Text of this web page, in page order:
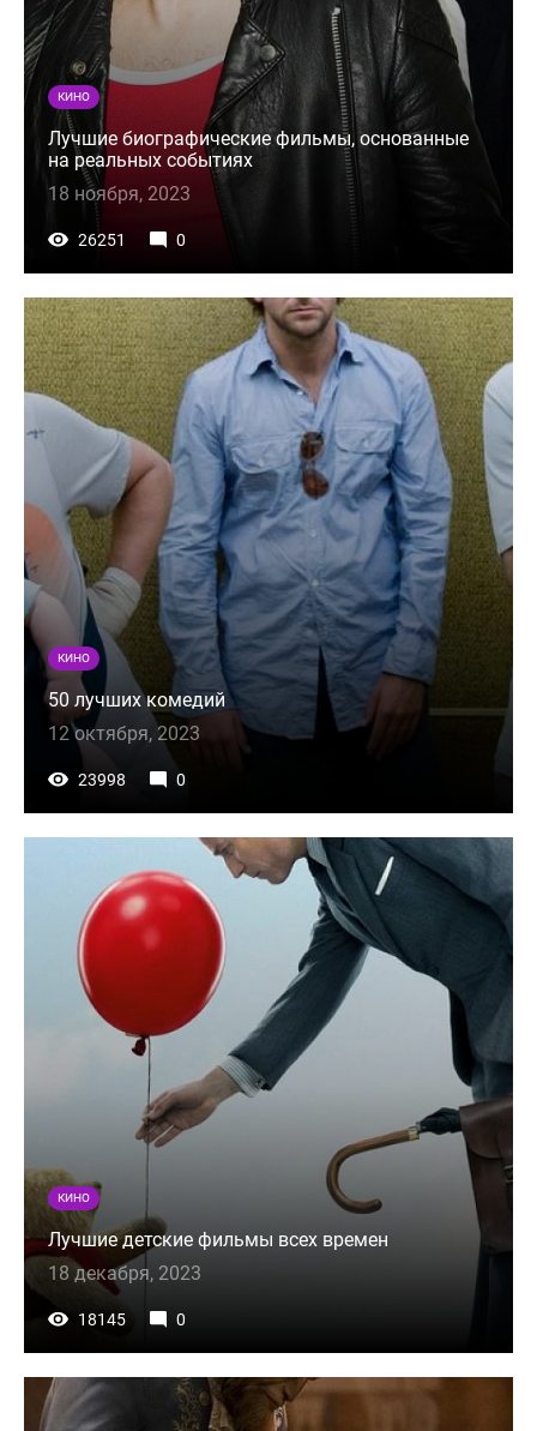
КИНО
Лучшие биографические фильмы, основанные
на реальных событиях
18 ноября, 2023
26251 0
КИНО
50 лучших комедий
12 октября, 2023
23998 0
КИНО
Лучшие детские фильмы всех времен
18 декабря, 2023
18145 0